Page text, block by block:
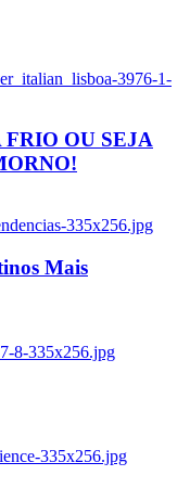
3976-1-
OU SEJA
335x256.jpg
Mais
8-335x256.jpg
335x256.jpg